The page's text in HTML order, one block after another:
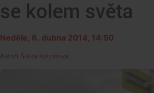
se kolem světa
Neděle, 6. dubna 2014, 14:50
Autoři Šárka Kotzinová